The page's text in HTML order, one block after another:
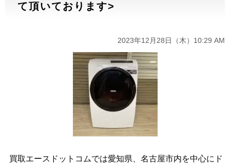
て頂いております>
2023年12月28日（木）10:29 AM
買取エースドットコムでは愛知県、名古屋市内を中心にド